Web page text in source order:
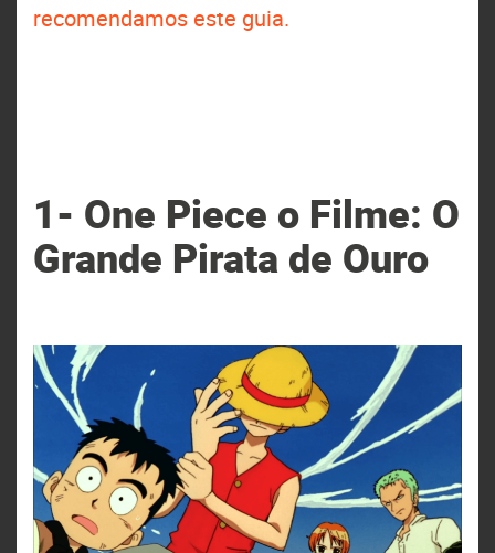
recomendamos este guia.
1- One Piece o Filme: O
Grande Pirata de Ouro